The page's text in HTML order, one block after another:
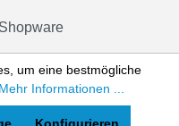
um eine bestmögliche
Mehr Informationen ...